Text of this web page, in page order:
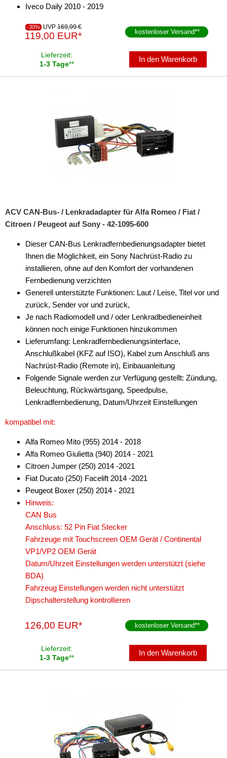
Iveco Daily 2010 - 2019
-30% UVP 169,99 €
119,00 EUR* kostenloser Versand**
Lieferzeit:
1-3 Tage**
In den Warenkorb
ACV CAN-Bus- / Lenkradadapter für Alfa Romeo / Fiat /
Citroen / Peugeot auf Sony - 42-1095-600
Dieser CAN-Bus Lenkradfernbedienungsadapter bietet
Ihnen die Möglichkeit, ein Sony Nachrüst-Radio zu
installieren, ohne auf den Komfort der vorhandenen
Fernbedienung verzichten
Generell unterstützte Funktionen: Laut / Leise, Titel vor und
zurück, Sender vor und zurück,
Je nach Radiomodell und / oder Lenkradbedieneinheit
können noch einige Funktionen hinzukommen
Lieferumfang: Lenkradfernbedienungsinterface,
Anschlußkabel (KFZ auf ISO), Kabel zum Anschluß ans
Nachrüst-Radio (Remote in), Einbauanleitung
Folgende Signale werden zur Verfügung gestellt: Zündung,
Beleuchtung, Rückwärtsgang, Speedpulse,
Lenkradfernbedienung, Datum/Uhrzeit Einstellungen
kompatibel mit:
Alfa Romeo Mito (955) 2014 - 2018
Alfa Romeo Giulietta (940) 2014 - 2021
Citroen Jumper (250) 2014 -2021
Fiat Ducato (250) Facelift 2014 -2021
Peugeot Boxer (250) 2014 - 2021
Hinweis:
CAN Bus
Anschluss: 52 Pin Fiat Stecker
Fahrzeuge mit Touchscreen OEM Gerät / Continental
VP1/VP2 OEM Gerät
Datum/Uhrzeit Einstellungen werden unterstützt (siehe
BDA)
Fahrzeug Einstellungen werden nicht unterstützt
Dipschalterstellung kontrollieren
126,00 EUR* kostenloser Versand**
Lieferzeit:
1-3 Tage**
In den Warenkorb